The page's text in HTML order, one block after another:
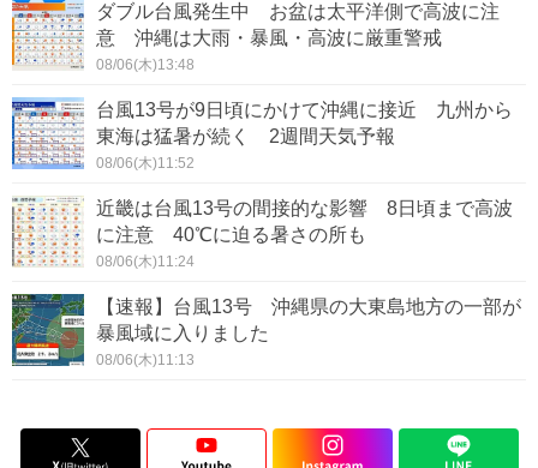
ダブル台風発生中 お盆は太平洋側で高波に注
意 沖縄は大雨・暴風・高波に厳重警戒
08/06(木)13:48
台風13号が9日頃にかけて沖縄に接近 九州から
東海は猛暑が続く 2週間天気予報
08/06(木)11:52
近畿は台風13号の間接的な影響 8日頃まで高波
に注意 40℃に迫る暑さの所も
08/06(木)11:24
【速報】台風13号 沖縄県の大東島地方の一部が
暴風域に入りました
08/06(木)11:13